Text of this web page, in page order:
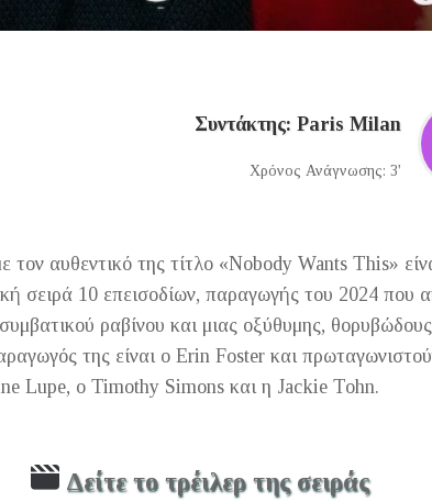
Συντάκτης: Paris Milan
Χρόνος Ανάγνωσης: 3'
τον αυθεντικό της τίτλο «Nobody Wants This»
σειρά 10 επεισοδίων, παραγωγής του 2024 που
ραβίνου και μιας οξύθυμης,
της είναι ο Erin Foster και
Lupe, ο Timothy Simons και η Jackie Tohn.
Δείτε το τρέιλερ της σειράς